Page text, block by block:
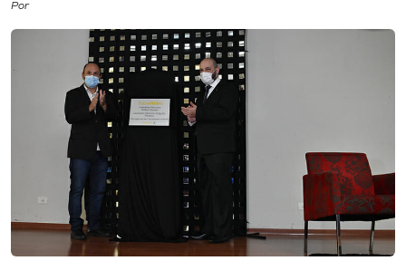
Diplomados
Cultura
Biblioteca
Editora
Por